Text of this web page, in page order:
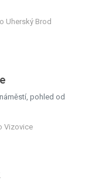
Uherský Brod
pohled od
Vizovice